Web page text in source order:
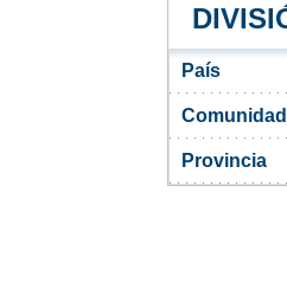
País
Provincia